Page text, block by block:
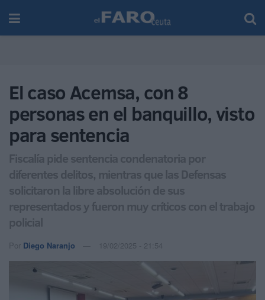
El caso Acemsa, con 8
personas en el banquillo, visto
para sentencia
Fiscalía pide sentencia condenatoria por
diferentes delitos, mientras que las Defensas
solicitaron la libre absolución de sus
representados y fueron muy críticos con el trabajo
policial
Por Diego Naranjo 19/02/2025 - 21:54